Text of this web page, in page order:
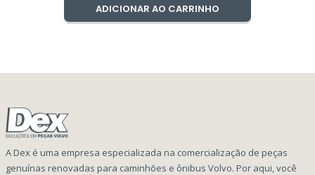
ADICIONAR AO CARRINHO
A Dex é uma empresa especializada na comercialização de peças
genuínas renovadas para caminhões e ônibus Volvo. Por aqui, você